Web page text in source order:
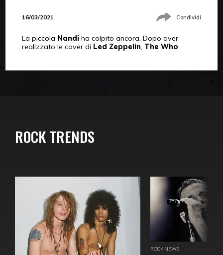
16/03/2021 Condividi
La piccola Nandiha colpito ancora. Dopo aver
realizzato le cover di Led Zeppelin, The Who,
ROCK TRENDS
ROCK NEWS